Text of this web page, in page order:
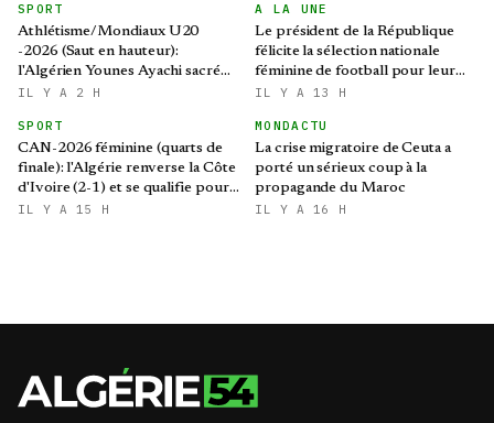
SPORT
Athlétisme/Mondiaux U20
-2026 (Saut en hauteur):
l'Algérien Younes Ayachi sacré
champion du monde
IL Y A 2 H
A LA UNE
Le président de la République
félicite la sélection nationale
féminine de football pour leur
qualification au Mondial 2027 et
IL Y A 13 H
SPORT
CAN-2026 féminine (quarts de
finale): l'Algérie renverse la Côte
d'Ivoire (2-1) et se qualifie pour
le Mondial brésilien
IL Y A 15 H
MONDACTU
La crise migratoire de Ceuta a
porté un sérieux coup à la
propagande du Maroc
IL Y A 16 H